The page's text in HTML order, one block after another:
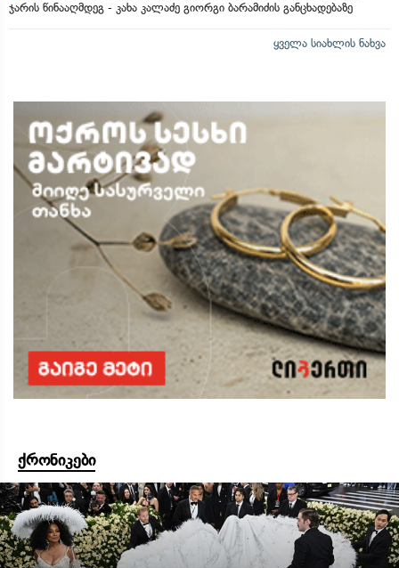
ჯარის წინააღმდეგ - კახა კალაძე გიორგი ბარამიძის განცხადებაზე
ყველა სიახლის ნახვა
ქრონიკები